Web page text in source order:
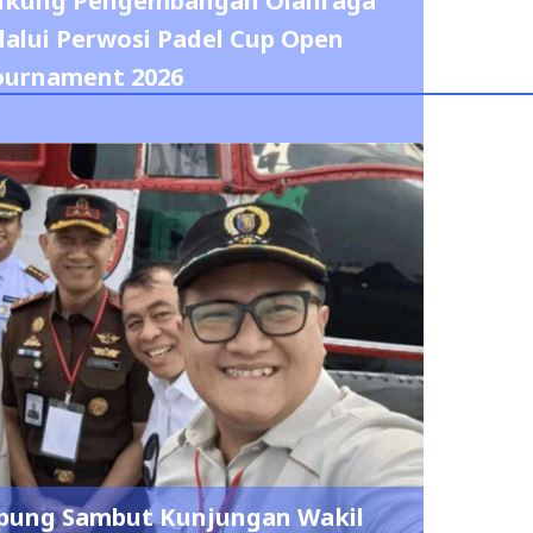
Sambut Kunjungan Wakil
Kampung Nelayan Labuhan
Maringgai